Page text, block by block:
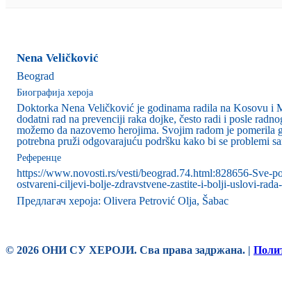
Nena Veličković
Beograd
Биографија хероја
Doktorka Nena Veličković je godinama radila na Kosovu i
dodatni rad na prevenciji raka dojke, često radi i posle
možemo da nazovemo herojima. Svojim radom je
potrebna pruži odgovarajuću podršku kako bi se problemi
Референце
https://www.novosti.rs/vesti/beograd.74.html:828656-Sve-
ostvareni-ciljevi-bolje-zdravstvene-zastite-i-bolji-uslovi-
Предлагач хероја: Olivera Petrović Olja, Šabac
© 2026 ОНИ СУ ХЕРОЈИ. Сва права задржана. |